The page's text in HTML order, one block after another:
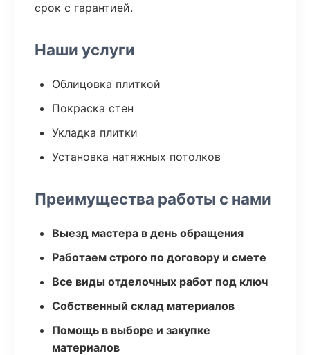
срок с гарантией.
Наши услуги
Облицовка плиткой
Покраска стен
Укладка плитки
Установка натяжных потолков
Преимущества работы с нами
Выезд мастера в день обращения
Работаем строго по договору и смете
Все виды отделочных работ под ключ
Собственный склад материалов
Помощь в выборе и закупке
материалов